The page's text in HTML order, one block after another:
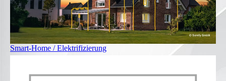
Smart-Home / Elektrifizierung